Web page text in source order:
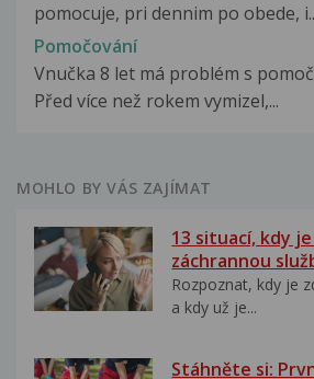
pomocuje, pri dennim po obede,
Pomočování
Vnučka 8 let má problém s
Před více než rokem vymizel,...
MOHLO BY VÁS ZAJÍMAT
13 situací, kdy
záchrannou
Rozpoznat, kdy je
a kdy už je...
Stáhněte si: